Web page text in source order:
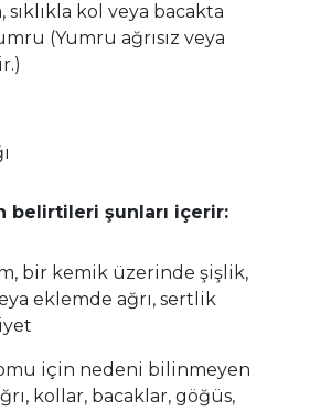
sıklıkla kol veya bacakta
(Yumru ağrısız veya
belirtileri şunları içerir:
bir kemik üzerinde şişlik,
eklemde ağrı, sertlik
için nedeni bilinmeyen
kollar, bacaklar, göğüs,